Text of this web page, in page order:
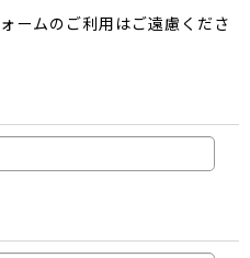
ームのご利用はご遠慮くださ